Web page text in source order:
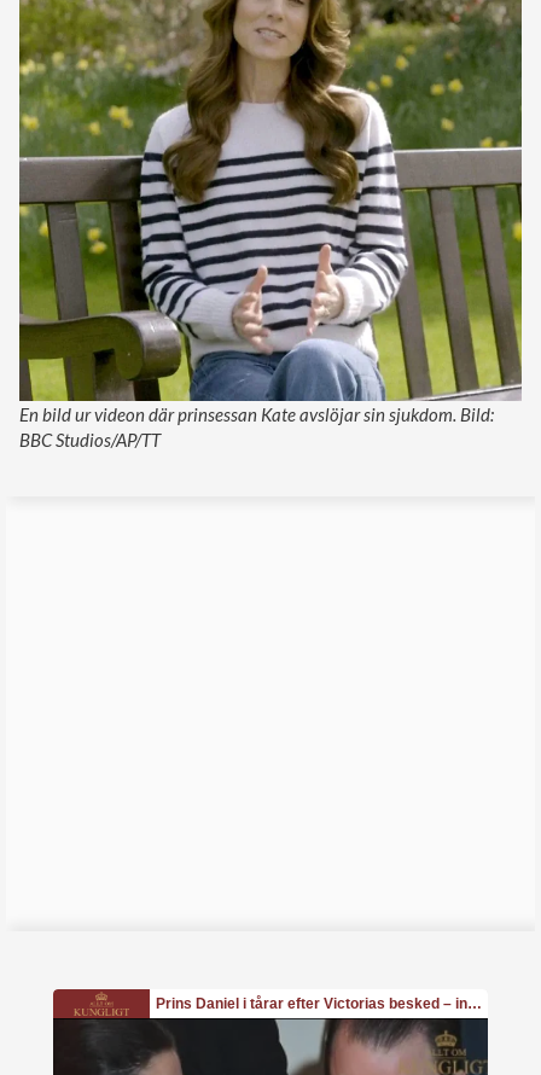
En bild ur videon där prinsessan Kate avslöjar sin sjukdom. Bild:
BBC Studios/AP/TT